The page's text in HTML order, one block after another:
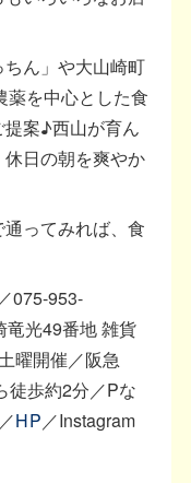
ん」や大山崎町
薬を中心とした食
案♪西山が育ん
日の朝を爽やか
ってみれば、食
075-953-
光49番地 雑貨
曜開催／阪急
徒歩約2分／Pな
HP／Instagram